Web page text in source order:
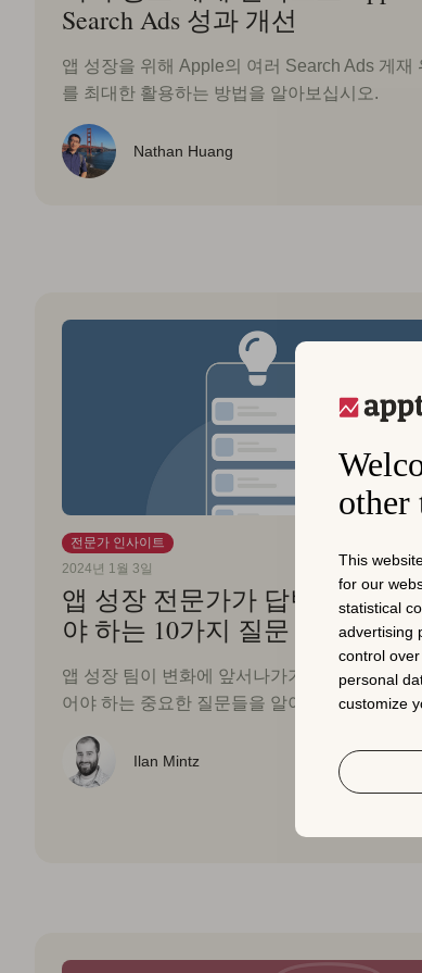
other
This
for our
statistical
advertising
control
personal
customize
Search Ads 성과 개선
앱 성장을 위해 Apple의 여러 Search Ads 게재
를 최대한 활용하는 방법을 알아보십시오.
Nathan Huang
전문가 인사이트
2024년 1월 3일
앱 성장 전문가가 답변할 수 있
야 하는 10가지 질문
앱 성장 팀이 변화에 앞서나가기 위해 답변할
어야 하는 중요한 질문들을 알아보십시오.
Ilan Mintz